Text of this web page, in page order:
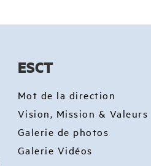
ESCT
Mot de la direction
Vision, Mission & Valeurs
Galerie de photos
Galerie Vidéos